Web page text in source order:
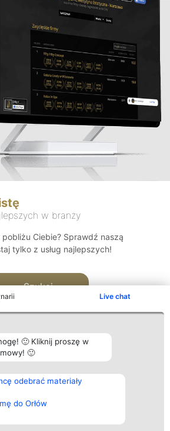
Live chat
🙂 Kliknij proszę w
🙂
odebrać materiały
do Orłów
w branży
Ciebie? Sprawdź naszą
tylko z usług najlepszych!
Szukaj
Plebiscyt
Laureaci
wszystkich
Laureatów
Regulamin
Kontakt
Kontakt